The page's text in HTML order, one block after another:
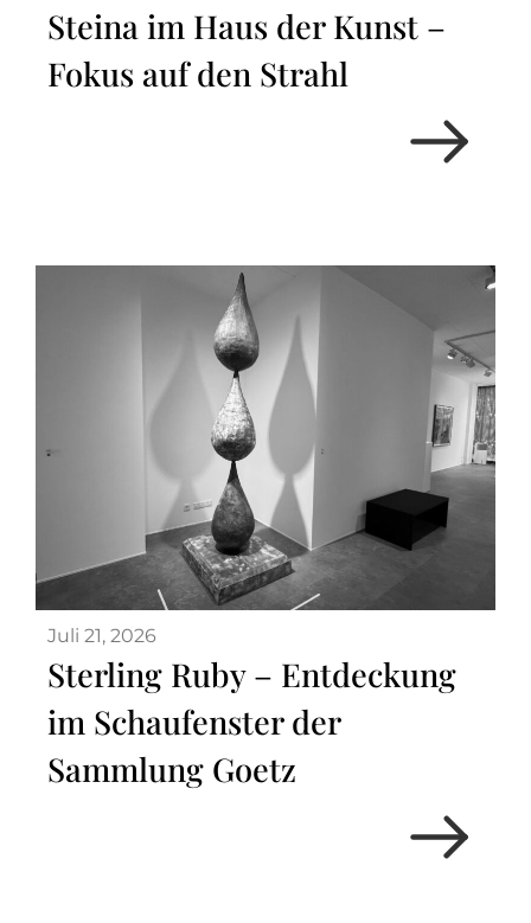
Steina im Haus der Kunst –
Fokus auf den Strahl
Juli 21, 2026
Sterling Ruby – Entdeckung
im Schaufenster der
Sammlung Goetz